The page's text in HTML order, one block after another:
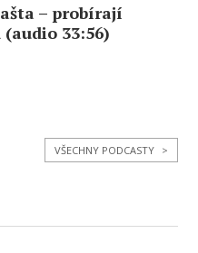
– probírají
33:56)
VŠECHNY PODCASTY >